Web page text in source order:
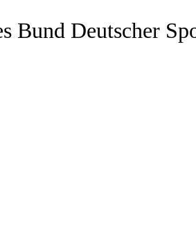
Bund Deutscher